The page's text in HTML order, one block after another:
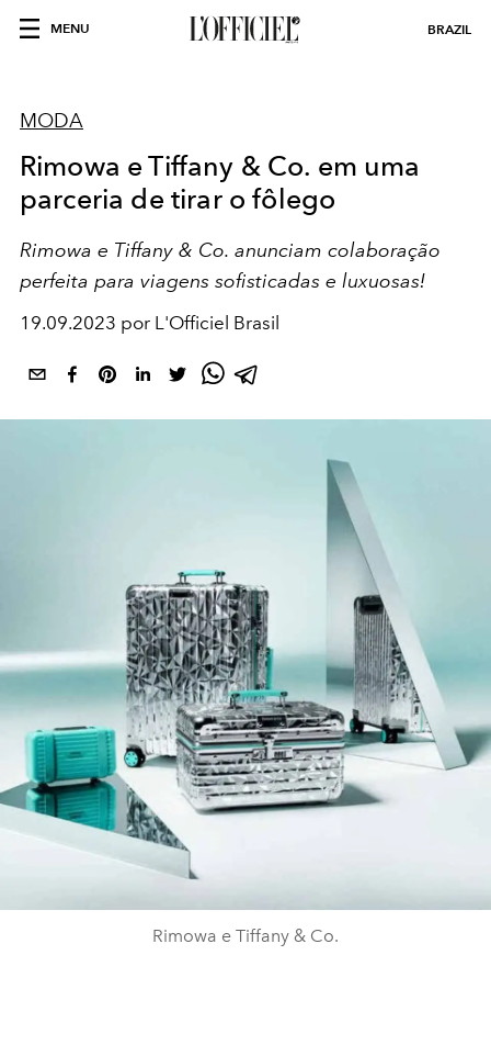
MENU BRAZIL
MODA
Rimowa e Tiffany & Co. em uma
parceria de tirar o fôlego
Rimowa e Tiffany & Co. anunciam colaboração
perfeita para viagens sofisticadas e luxuosas!
19.09.2023 por L'Officiel Brasil
Rimowa e Tiffany & Co.